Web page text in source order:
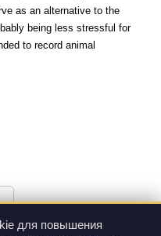
для повышения
as an alternative to the
being less stressful for
to record animal